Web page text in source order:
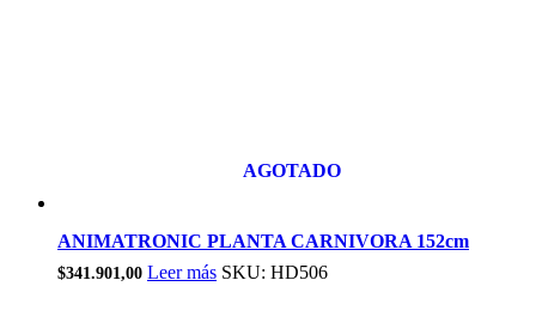
AGOTADO
ANIMATRONIC PLANTA CARNIVORA 152cm
$341.901,00 Leer más SKU: HD506